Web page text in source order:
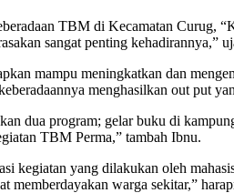
TBM di Kecamatan Curug,
sangat penting kehadirannya,”
mampu meningkatkan dan
menghasilkan out put
dua program; gelar buku di
TBM Perma,” tambah Ibnu.
kegiatan yang dilakukan oleh
memberdayakan warga sekitar,”